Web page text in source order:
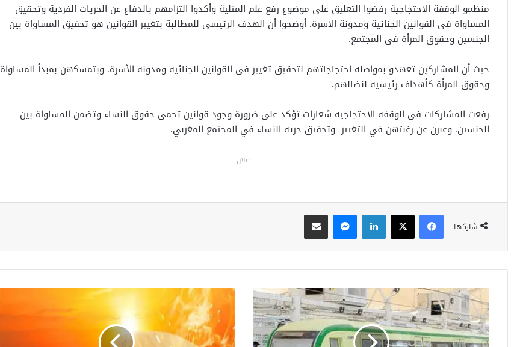
منظمو الوقفة الاحتجاجية رفضوا التعليق على موضوع رفع علم المثلية وأكدوا التزامهم بالدفاع عن الحريات الفردية وتحقيق
المساواة في القوانين الجنائية ومدونة الأسرة. أوضحوا أن الهدف الرئيسي للمطالبة بتغيير القوانين هو تحقيق المساواة بين
الجنسين وحقوق المرأة في المجتمع.
حيث أن المشاركين تعهدو بمواصلة احتجاجاتهم لتحقيق تغيير في القوانين الجنائية ومدونة الأسرة. وبتمسكهن بمبدأ المساواة
وحقوق المرأة كأهداف رئيسية لنضالهم.
رفعت المشاركات في الوقفة الاحتجاجية شعارات تؤكد على ضرورة وجود قوانين تحمي حقوق النساء وتضمن المساواة بين
الجنسين. وعبرن عن رغبتهن في التغيير وتحقيق حرية النساء في المجتمع المغربي.
اعلان
شاركها
فيسبوك ‫X لينكدإن
و
س
م
م
ة